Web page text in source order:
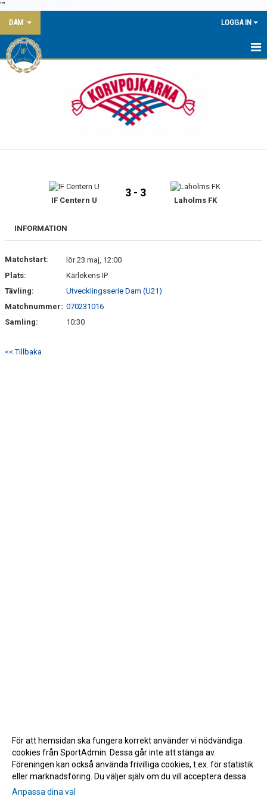
""
DAM
LOGGA IN
HEM
BILDGALLERI
DOKUMENT
SPELARRÅDET 2025
IF Centern U
3 - 3
Laholms FK
INFORMATION
Matchstart:
lör 23 maj, 12:00
Plats:
Kärlekens IP
Tävling:
Utvecklingsserie Dam (U21)
Matchnummer: 070231016
Samling:
10:30
<< Tillbaka
För att hemsidan ska fungera korrekt använder vi nödvändiga
cookies från SportAdmin. Dessa går inte att stänga av.
Föreningen kan också använda frivilliga cookies, t.ex. för statistik
eller marknadsföring. Du väljer själv om du vill acceptera dessa.
Anpassa dina val